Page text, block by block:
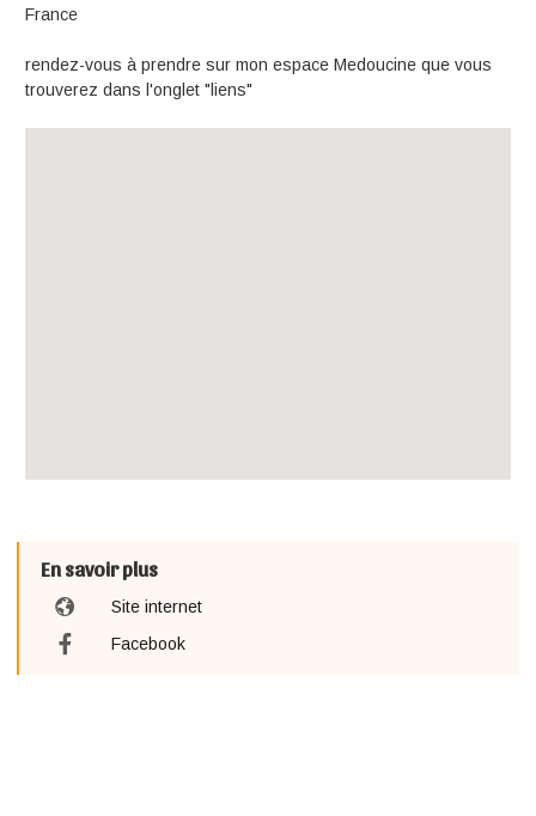
France
rendez-vous à prendre sur mon espace Medoucine que vous
trouverez dans l'onglet "liens"
En savoir plus
Site internet
Facebook